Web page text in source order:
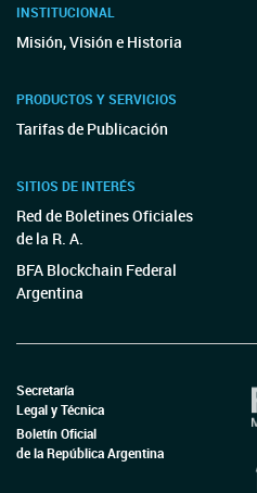
INSTITUCIONAL
Misión, Visión e Historia
PRODUCTOS Y SERVICIOS
Tarifas de Publicación
SITIOS DE INTERÉS
Red de Boletines Oficiales
de la R. A.
BFA Blockchain Federal
Argentina
Secretaría
Legal y Técnica
Boletín Oficial
de la República Argentina